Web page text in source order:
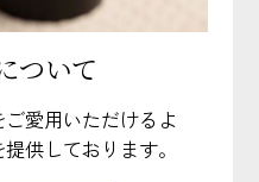
ついて
愛用いただけるよ
供しております。